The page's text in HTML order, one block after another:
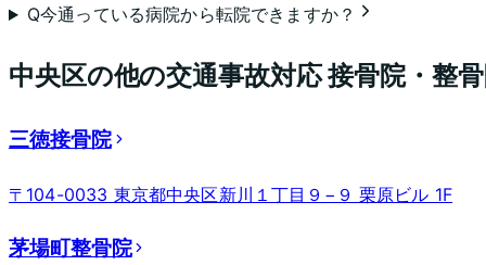
Q今通っている病院から転院できますか？
中央区の他の交通事故対応 接骨院・整
三徳接骨院
〒104-0033 東京都中央区新川１丁目９−９ 栗原ビル 1F
茅場町整骨院